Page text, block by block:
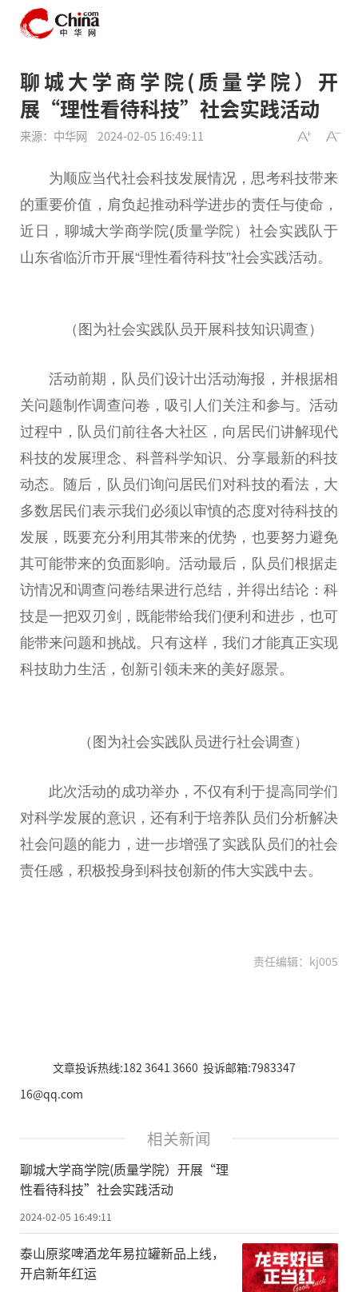
聊城大学商学院(质量学院）开
展“理性看待科技”社会实践活动
来源：中华网 2024-02-05 16:49:11
为顺应当代社会科技发展情况，思考科技带来
的重要价值，肩负起推动科学进步的责任与使命 ，
近 日，聊城大学商学院(质量学院）社会实践队于
山东省临沂市开展“理性看待科技”社会实践活动。
（图为社会实践队员开展科技知识调查 ）
活动前期，队员们设计出活动海报，并根据相
关问题制作调查问卷，吸引人们关注和参与。活动
过程中，队员们前往各大社区，向居民们讲解现代
科技的发展理念、科普科学知识、分享最新的科技
动态。随后，队员们询问居民们对科技的看法，大
多数居民们表示我们必须以审慎的态度对待科技的
发展，既要充分利用其带来的优势，也要努力避免
其可能带来的负面影响。活动最后，队员们根据走
访情况和调查问卷结果进行总结，并得出结论：科
技是一把双刃剑，既能带给我们便利和进步，也可
能带来问题和挑战。只有这样，我们才能真正实现
科技助力生活，创新引领未来的美好愿景。
（图为社会实践队员进行社会调查 ）
此次活动的成功举办，不仅有利于提高同学们
对科学发展的意识，还有利于培养队员们分析解决
社会问题的能力，进一步增强了实践队员们的社会
责任感，积极投身到科技创新的伟大实践中去。
责任编辑：kj005
文章投诉热线:182 3641 3660 投诉邮箱:7983347
16@qq.com
相关新闻
聊城大学商学院(质量学院）开展“理
性看待科技”社会实践活动
2024-02-05 16:49:11
泰山原浆啤酒龙年易拉罐新品上线，
开启新年红运